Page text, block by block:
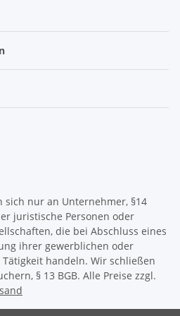
nur an Unternehmer, §14
juristische Personen oder
die bei Abschluss eines
ihrer gewerblichen oder
handeln. Wir schließen
§ 13 BGB. Alle Preise zzgl.